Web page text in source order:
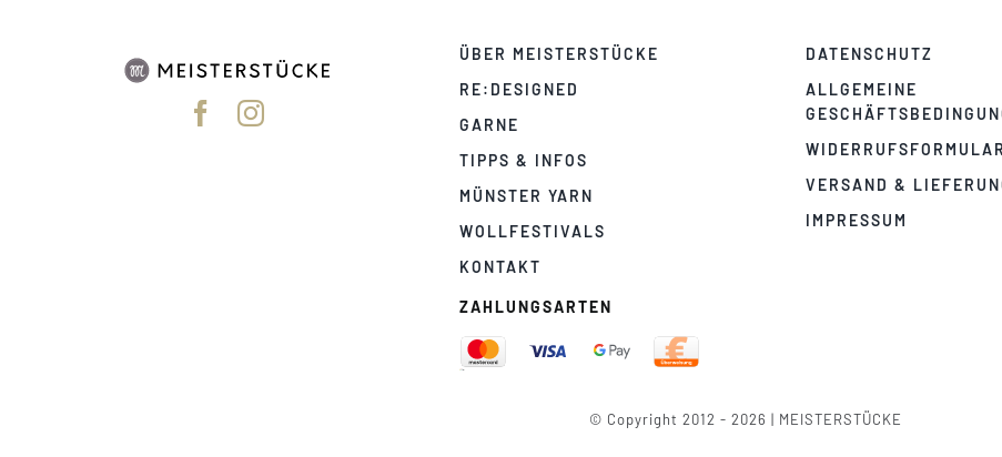
ÜBER MEISTERSTÜCKE
RE:DESIGNED
GARNE
TIPPS & INFOS
MÜNSTER YARN
WOLLFESTIVALS
KONTAKT
ZAHLUNGSARTEN
DATENSCHUTZ
ALLGEMEINE
WIDERRUFSFORMULAR
VERSAND &
IMPRESSUM
© Copyright 2012 - 2026 | MEISTERSTÜCKE